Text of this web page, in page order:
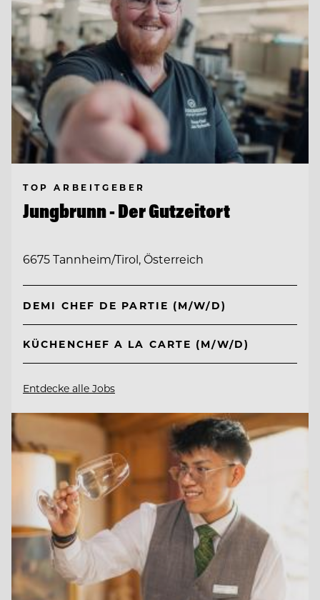
TOP ARBEITGEBER
Jungbrunn - Der Gutzeitort
6675 Tannheim/Tirol, Österreich
DEMI CHEF DE PARTIE (M/W/D)
KÜCHENCHEF A LA CARTE (M/W/D)
Entdecke alle Jobs